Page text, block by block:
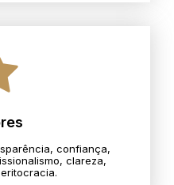
confiança,
clareza,